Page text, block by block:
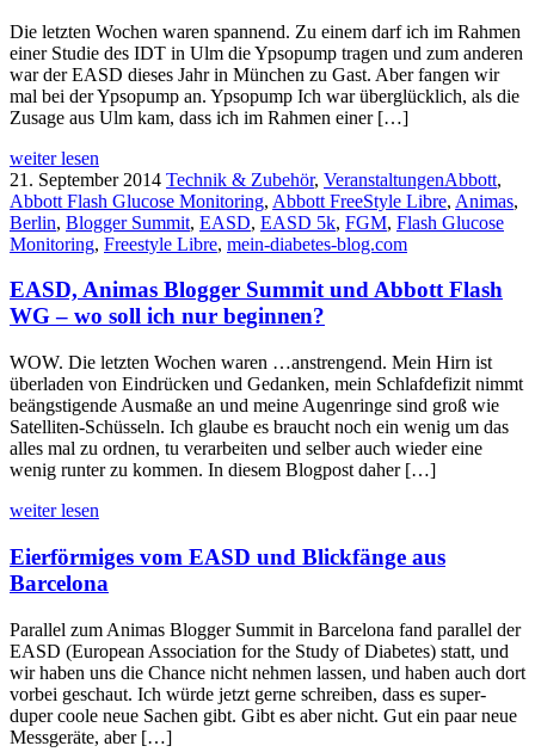
Die letzten Wochen waren spannend. Zu einem darf ich im Rahmen
einer Studie des IDT in Ulm die Ypsopump tragen und zum anderen
war der EASD dieses Jahr in München zu Gast. Aber fangen wir
mal bei der Ypsopump an. Ypsopump Ich war überglücklich, als die
Zusage aus Ulm kam, dass ich im Rahmen einer […]
weiter lesen
21. September 2014 Technik & Zubehör, VeranstaltungenAbbott,
Abbott Flash Glucose Monitoring, Abbott FreeStyle Libre, Animas,
Berlin, Blogger Summit, EASD, EASD 5k, FGM, Flash Glucose
Monitoring, Freestyle Libre, mein-diabetes-blog.com
EASD, Animas Blogger Summit und Abbott Flash
WG – wo soll ich nur beginnen?
WOW. Die letzten Wochen waren …anstrengend. Mein Hirn ist
überladen von Eindrücken und Gedanken, mein Schlafdefizit nimmt
beängstigende Ausmaße an und meine Augenringe sind groß wie
Satelliten-Schüsseln. Ich glaube es braucht noch ein wenig um das
alles mal zu ordnen, tu verarbeiten und selber auch wieder eine
wenig runter zu kommen. In diesem Blogpost daher […]
weiter lesen
Eierförmiges vom EASD und Blickfänge aus
Barcelona
Parallel zum Animas Blogger Summit in Barcelona fand parallel der
EASD (European Association for the Study of Diabetes) statt, und
wir haben uns die Chance nicht nehmen lassen, und haben auch dort
vorbei geschaut. Ich würde jetzt gerne schreiben, dass es super-
duper coole neue Sachen gibt. Gibt es aber nicht. Gut ein paar neue
Messgeräte, aber […]